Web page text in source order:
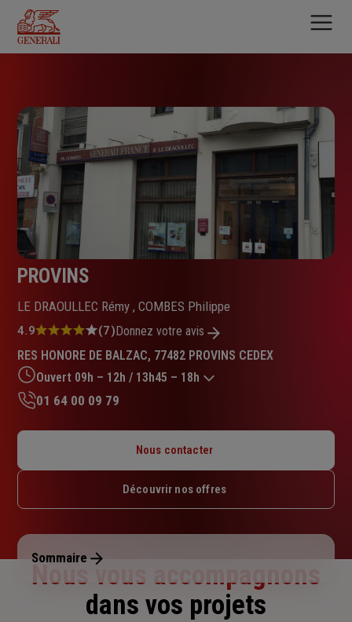
contenu
principal
PROVINS
LE DRAOULLEC Rémy , COMBES Philippe
Note
4.9
sur
5
étoiles
4.9 (7)Donnez votre avis
RES HONORE DE BALZAC, 77482 PROVINS CEDEX
Ouvert 09h – 12h / 13h45 – 18h
Mardi : 09h – 12h / 13h45 – 18h
Jeudi : 09h – 12h / 13h45 – 18h
Dimanche : Fermé
01 64 00 09 79
Nous contacter
Découvrir nos offres
Sommaire
Nous vous accompagnons
dans vos projets